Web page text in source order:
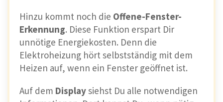
Hinzu kommt noch die Offene-Fenster-
Erkennung. Diese Funktion erspart Dir
unnötige Energiekosten. Denn die
Elektroheizung hört selbstständig mit dem
Heizen auf, wenn ein Fenster geöffnet ist.
Auf dem Displaysiehst Du alle notwendigen